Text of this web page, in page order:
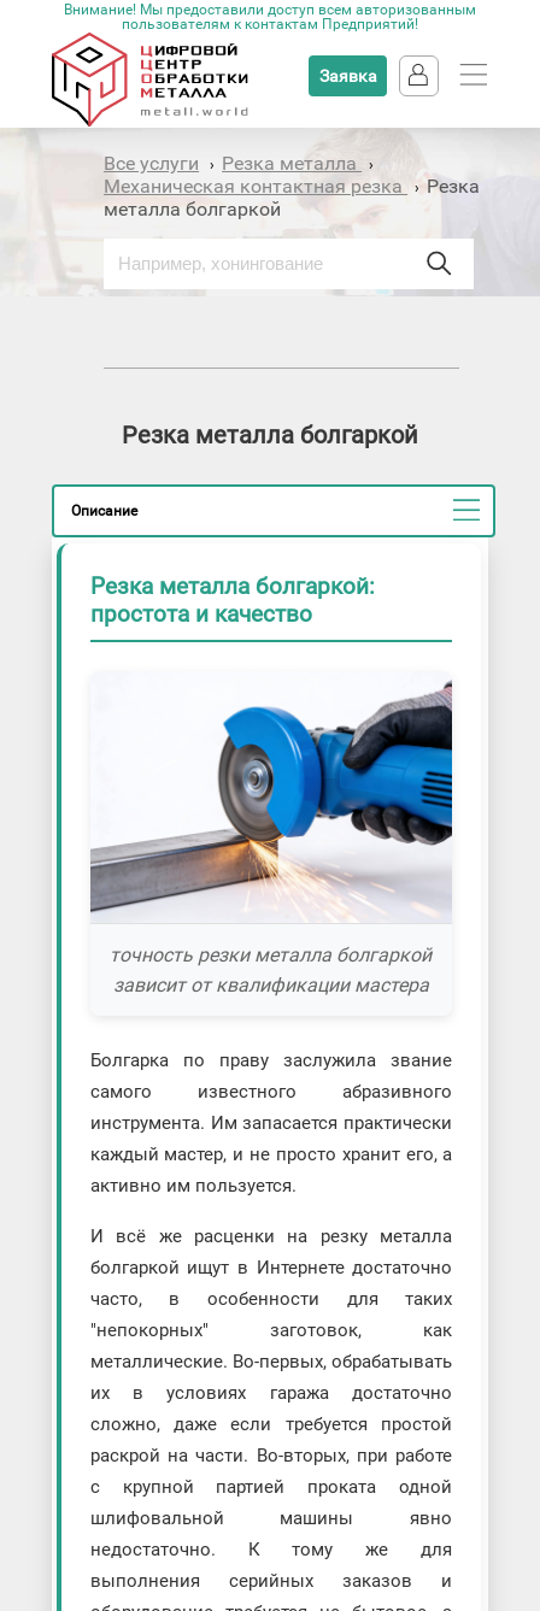
Внимание! Мы предоставили доступ всем авторизованным
пользователям к контактам Предприятий!
Заявка
Все услуги › Резка металла ›
Механическая контактная резка › Резка
металла болгаркой
Резка металла болгаркой
Описание
Резка металла болгаркой:
простота и качество
точность резки металла болгаркой
зависит от квалификации мастера
Болгарка по праву заслужила звание
самого известного абразивного
инструмента. Им запасается практически
каждый мастер, и не просто хранит его, а
активно им пользуется.
И всё же расценки на резку металла
болгаркой ищут в Интернете достаточно
часто, в особенности для таких
"непокорных" заготовок, как
металлические. Во-первых, обрабатывать
их в условиях гаража достаточно
сложно, даже если требуется простой
раскрой на части. Во-вторых, при работе
с крупной партией проката одной
шлифовальной машины явно
недостаточно. К тому же для
выполнения серийных заказов и